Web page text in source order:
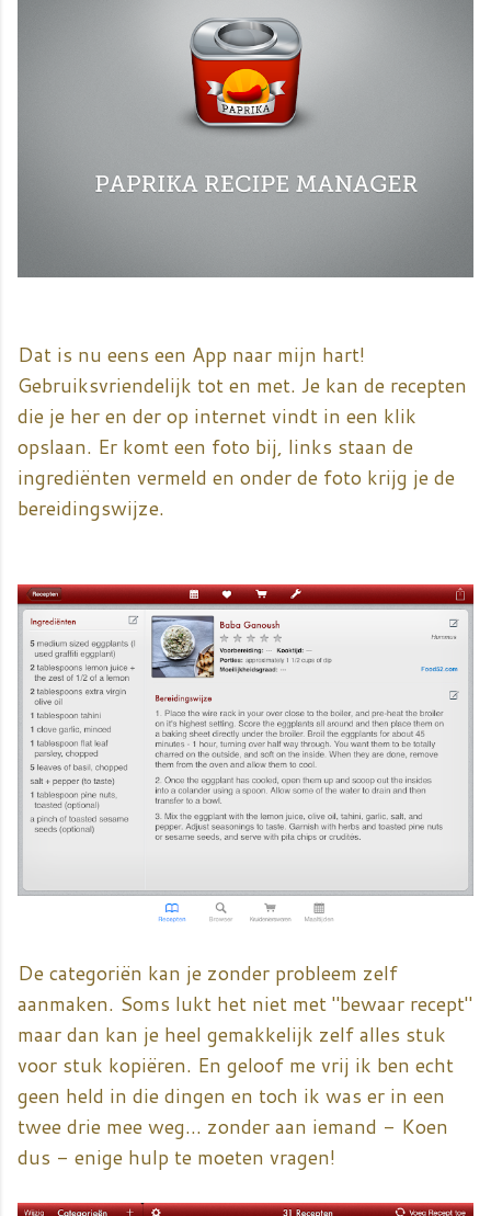
Dat is nu eens een App naar mijn hart!
Gebruiksvriendelijk tot en met. Je kan de recepten
die je her en der op internet vindt in een klik
opslaan. Er komt een foto bij, links staan de
ingrediënten vermeld en onder de foto krijg je de
bereidingswijze.
De categoriën kan je zonder probleem zelf
aanmaken. Soms lukt het niet met "bewaar recept"
maar dan kan je heel gemakkelijk zelf alles stuk
voor stuk kopiëren. En geloof me vrij ik ben echt
geen held in die dingen en toch ik was er in een
twee drie mee weg... zonder aan iemand - Koen
dus - enige hulp te moeten vragen!